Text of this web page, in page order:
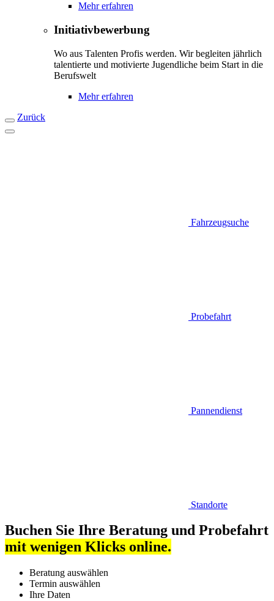
Mehr erfahren
Initiativbewerbung
Wo aus Talenten Profis werden. Wir begleiten jährlich
talentierte und motivierte Jugendliche beim Start in die
Berufswelt
Mehr erfahren
Zurück
Fahrzeugsuche
Probefahrt
Pannendienst
Standorte
Buchen Sie Ihre Beratung und Probefahrt
mit wenigen Klicks online.
Beratung auswählen
Termin auswählen
Ihre Daten